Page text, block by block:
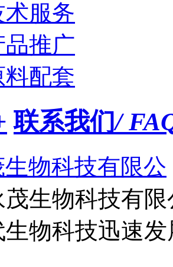
服务
推广
配套
联系我们/
生物科技有限公
茂生物科技有
物科技迅速